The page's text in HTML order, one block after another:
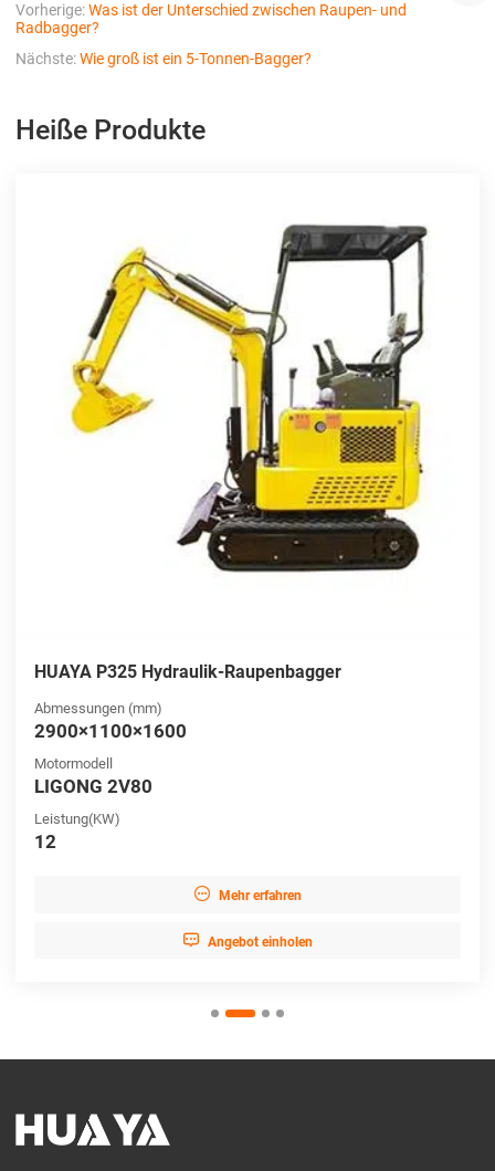
Vorherige:Was ist der Unterschied zwischen Raupen- und
Radbagger?
Nächste:Wie groß ist ein 5-Tonnen-Bagger?
Heiße Produkte
HUAYA P325 Hydraulik-Raupenbagger
Abmessungen (mm)
2900×1100×1600
Motormodell
LIGONG 2V80
Leistung(KW)
12
 Mehr erfahren
 Angebot einholen